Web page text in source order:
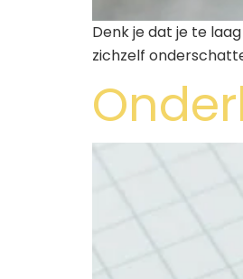
Denk je dat je te
zichzelf